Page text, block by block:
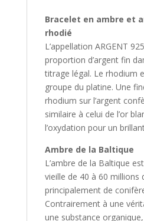
Bracelet en ambre et
rhodié
L’appellation ARGENT
proportion d’argent fin
titrage légal. Le rhodium
groupe du platine. Une
rhodium sur l’argent
similaire à celui de l’or
l’oxydation pour un
Ambre de la Baltique
L’ambre de la Baltique
vieille de 40 à 60 millions
principalement de
Contrairement à une
une substance